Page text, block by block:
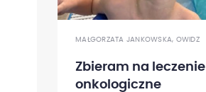
MAŁGORZATA JANKOWSKA, OWIDZ
Zbieram na leczenie
onkologiczne